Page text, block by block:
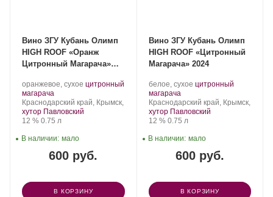
Вино ЗГУ Кубань Олимп
HIGH ROOF «Оранж
Цитронный Магарача»
Производитель:
Olymp
Winery.
оранжевое, сухое .
винограда:
цитронный
магарача
Регион:
Краснодарский край, Крымск,
хутор Павловский
Крепость
12 %. Объем
0.75 л
600 руб.
В наличии: мало
В КОРЗИНУ
Вино ЗГУ Кубань Олимп
HIGH ROOF «Цитронный
Магарача» 2024
Производитель:
Olymp
Winery.
белое, сухое .
винограда:
цитронный
магарача.
Регион:
Краснодарский край, Крымск,
хутор Павловский
Крепость
12 %. Объем
0.75 л
600 руб.
В наличии: мало
В КОРЗИНУ